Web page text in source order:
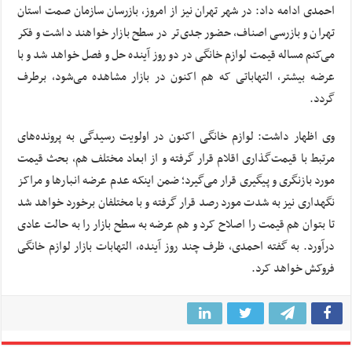
احمدی ادامه داد: در شهر تهران نیز از امروز، بازرسان سازمان صمت استان
تهران و بازرسی اصناف، حضور جدی‌تر در سطح بازار خواهند داشت و فکر
می‌کنم مساله قیمت لوازم خانگی در دو روز آینده حل و فصل خواهد شد و با
عرضه بیشتر، التهاباتی که هم اکنون در بازار مشاهده می‌شود، برطرف
گردد.
وی اظهار داشت: لوازم خانگی اکنون در اولویت رسیدگی به پرونده‌های
مرتبط با قیمت‌گذاری اقلام قرار گرفته و از ابعاد مختلف هم، بحث قیمت
مورد بازنگری و پیگیری قرار می‌گیرد؛ ضمن اینکه عدم عرضه انبارها و مراکز
نگهداری نیز به شدت مورد رصد قرار گرفته و با مختلفان برخورد خواهد شد
تا بتوان هم قیمت را اصلاح کرد و هم عرضه به سطح بازار را به حالت عادی
درآورد. به گفته احمدی، ظرف چند روز آینده، التهابات بازار لوازم خانگی
فروکش خواهد کرد.